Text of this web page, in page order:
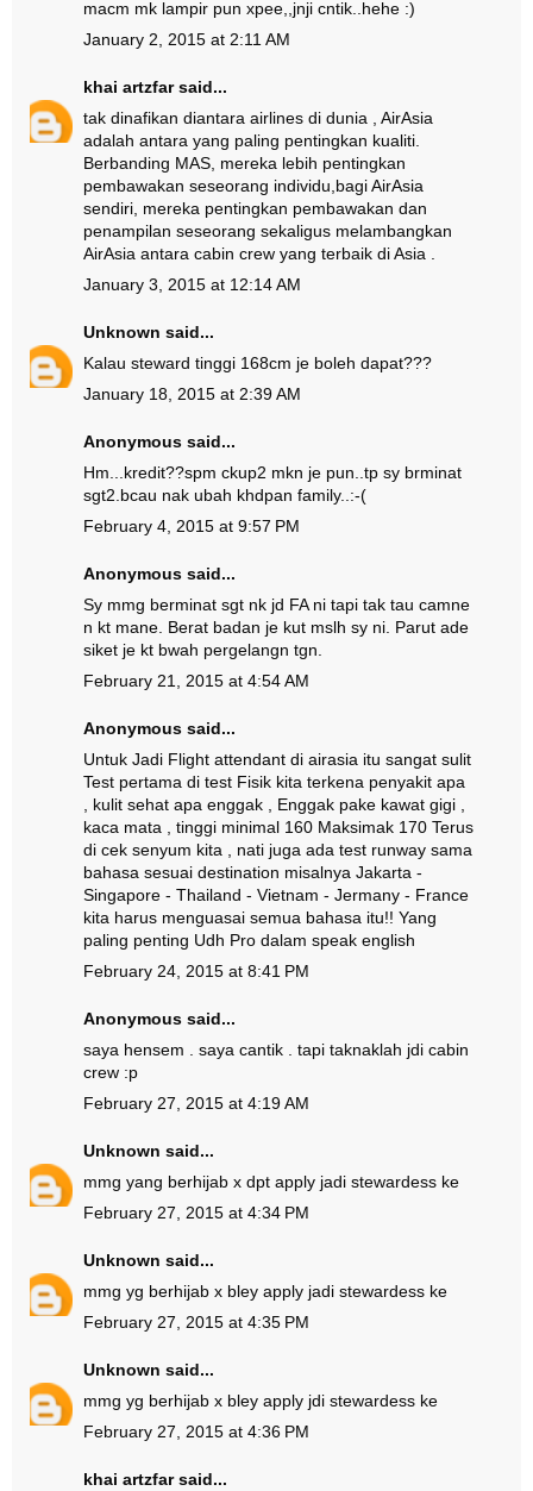
macm mk lampir pun xpee,,jnji cntik..hehe :)
January 2, 2015 at 2:11 AM
khai artzfarsaid...
tak dinafikan diantara airlines di dunia , AirAsia
adalah antara yang paling pentingkan kualiti.
Berbanding MAS, mereka lebih pentingkan
pembawakan seseorang individu,bagi AirAsia
sendiri, mereka pentingkan pembawakan dan
penampilan seseorang sekaligus melambangkan
AirAsia antara cabin crew yang terbaik di Asia .
January 3, 2015 at 12:14 AM
Unknown said...
Kalau steward tinggi 168cm je boleh dapat???
January 18, 2015 at 2:39 AM
Anonymous said...
Hm...kredit??spm ckup2 mkn je pun..tp sy brminat
sgt2.bcau nak ubah khdpan family..:-(
February 4, 2015 at 9:57 PM
Anonymous said...
Sy mmg berminat sgt nk jd FA ni tapi tak tau camne
n kt mane. Berat badan je kut mslh sy ni. Parut ade
siket je kt bwah pergelangn tgn.
February 21, 2015 at 4:54 AM
Anonymous said...
Untuk Jadi Flight attendant di airasia itu sangat sulit
Test pertama di test Fisik kita terkena penyakit apa
, kulit sehat apa enggak , Enggak pake kawat gigi ,
kaca mata , tinggi minimal 160 Maksimak 170 Terus
di cek senyum kita , nati juga ada test runway sama
bahasa sesuai destination misalnya Jakarta -
Singapore - Thailand - Vietnam - Jermany - France
kita harus menguasai semua bahasa itu!! Yang
paling penting Udh Pro dalam speak english
February 24, 2015 at 8:41 PM
Anonymous said...
saya hensem . saya cantik . tapi taknaklah jdi cabin
crew :p
February 27, 2015 at 4:19 AM
Unknown said...
mmg yang berhijab x dpt apply jadi stewardess ke
February 27, 2015 at 4:34 PM
Unknown said...
mmg yg berhijab x bley apply jadi stewardess ke
February 27, 2015 at 4:35 PM
Unknown said...
mmg yg berhijab x bley apply jdi stewardess ke
February 27, 2015 at 4:36 PM
khai artzfarsaid...